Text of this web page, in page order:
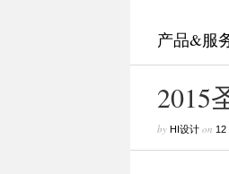
产品&服
2015
by HI设计on 12